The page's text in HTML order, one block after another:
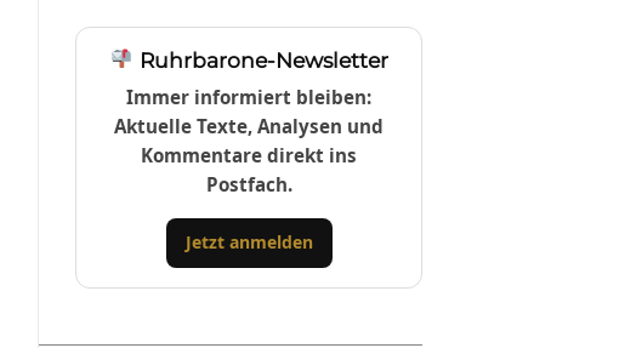
Ruhrbarone-Newsletter
Immer informiert bleiben:
Aktuelle Texte, Analysen und
Kommentare direkt ins
Postfach.
Jetzt anmelden